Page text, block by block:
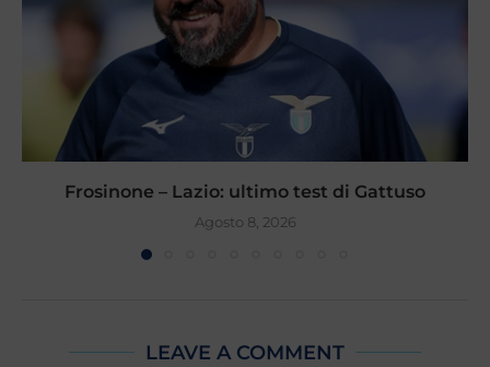
Frosinone – Lazio: ultimo test di Gattuso
Agosto 8, 2026
LEAVE A COMMENT